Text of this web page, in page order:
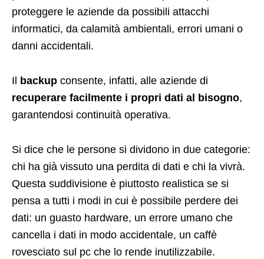
proteggere le aziende da possibili attacchi
informatici, da calamità ambientali, errori umani o
danni accidentali.
Il backup consente, infatti, alle aziende di
recuperare facilmente i propri dati al bisogno,
garantendosi continuità operativa.
Si dice che le persone si dividono in due categorie:
chi ha già vissuto una perdita di dati e chi la vivrà.
Questa suddivisione è piuttosto realistica se si
pensa a tutti i modi in cui è possibile perdere dei
dati: un guasto hardware, un errore umano che
cancella i dati in modo accidentale, un caffè
rovesciato sul pc che lo rende inutilizzabile.